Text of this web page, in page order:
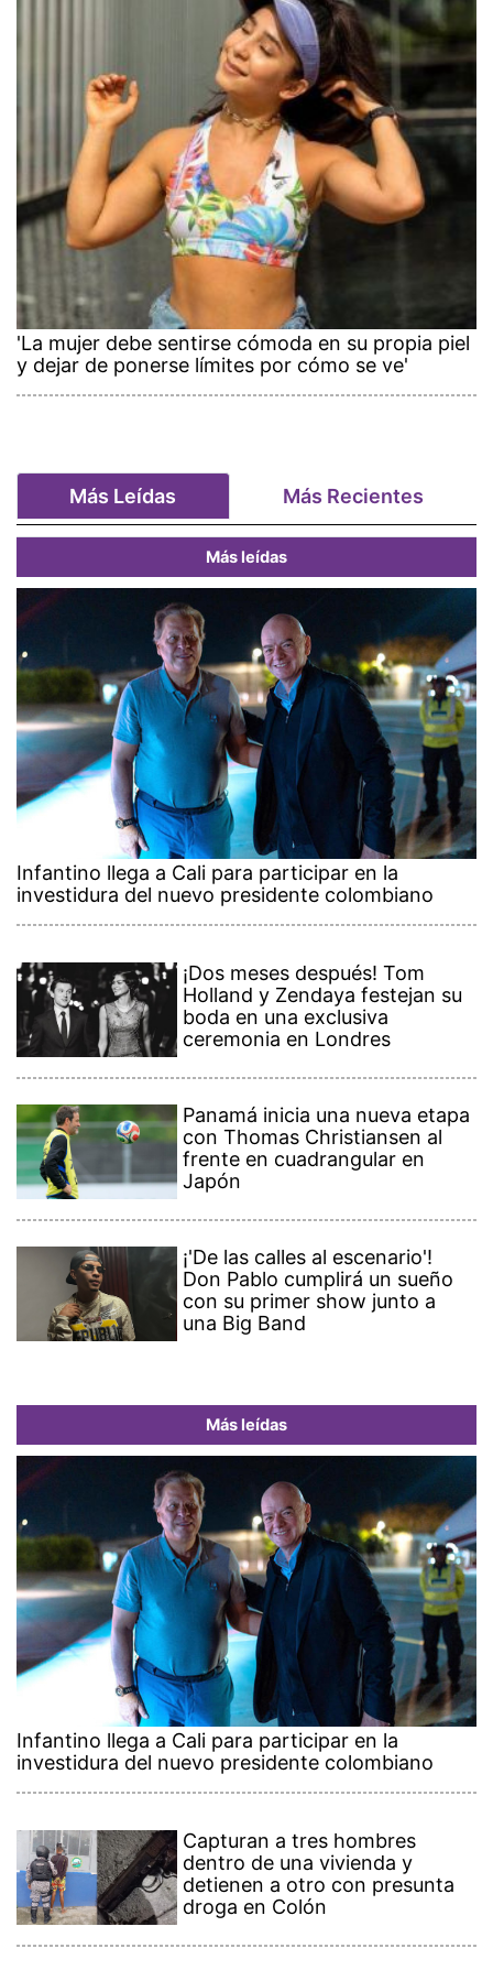
'La mujer debe sentirse cómoda en su propia piel
y dejar de ponerse límites por cómo se ve'
Más Leídas Más Recientes
Más leídas
Infantino llega a Cali para participar en la
investidura del nuevo presidente colombiano
¡Dos meses después! Tom
Holland y Zendaya festejan su
boda en una exclusiva
ceremonia en Londres
Panamá inicia una nueva etapa
con Thomas Christiansen al
frente en cuadrangular en
Japón
¡'De las calles al escenario'!
Don Pablo cumplirá un sueño
con su primer show junto a
una Big Band
Más leídas
Infantino llega a Cali para participar en la
investidura del nuevo presidente colombiano
Capturan a tres hombres
dentro de una vivienda y
detienen a otro con presunta
droga en Colón